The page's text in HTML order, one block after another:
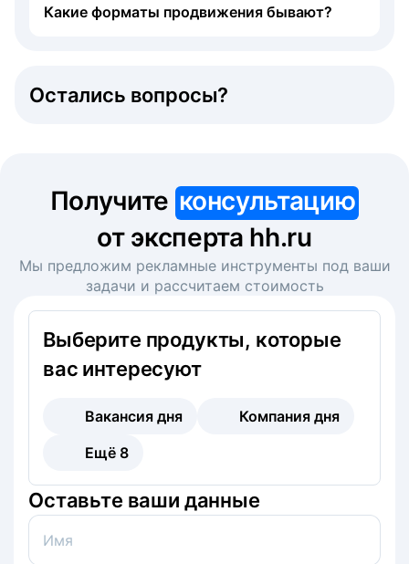
Какие форматы продвижения бывают?
Остались вопросы?
Получите консультацию
от эксперта hh.ru
Мы предложим рекламные инструменты под ваши
задачи и рассчитаем стоимость
Выберите продукты, которые
вас интересуют
Вакансия дня
Компания дня
Ещё 8
Оставьте ваши данные
Имя